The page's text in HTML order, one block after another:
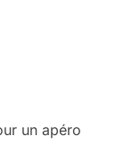
un apéro